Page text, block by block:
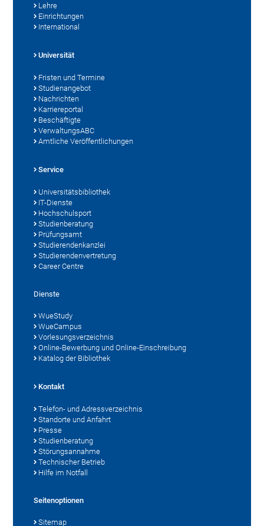
Lehre
Einrichtungen
International
Universität
Fristen und Termine
Studienangebot
Nachrichten
Karriereportal
Beschäftigte
VerwaltungsABC
Amtliche Veröffentlichungen
Service
Universitätsbibliothek
IT-Dienste
Hochschulsport
Studienberatung
Prüfungsamt
Studierendenkanzlei
Studierendenvertretung
Career Centre
Dienste
WueStudy
WueCampus
Vorlesungsverzeichnis
Online-Bewerbung und Online-Einschreibung
Katalog der Bibliothek
Kontakt
Telefon- und Adressverzeichnis
Standorte und Anfahrt
Presse
Studienberatung
Störungsannahme
Technischer Betrieb
Hilfe im Notfall
Seitenoptionen
Sitemap